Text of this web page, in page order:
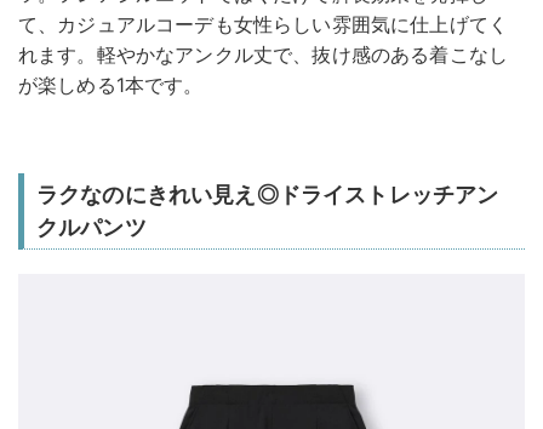
て、カジュアルコーデも女性らしい雰囲気に仕上げてく
れます。軽やかなアンクル丈で、抜け感のある着こなし
が楽しめる1本です。
ラクなのにきれい見え◎ドライストレッチアン
クルパンツ